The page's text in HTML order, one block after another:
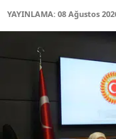
YAYINLAMA: 08 Ağustos